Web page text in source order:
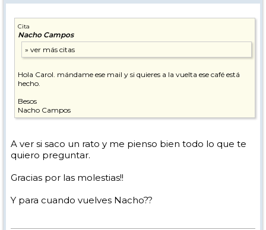
Cita
Nacho Campos
Hola Carol. mándame ese mail y si quieres a la vuelta ese café está
hecho.
Besos
Nacho Campos
A ver si saco un rato y me pienso bien todo lo que te
quiero preguntar.
Gracias por las molestias!!
Y para cuando vuelves Nacho??